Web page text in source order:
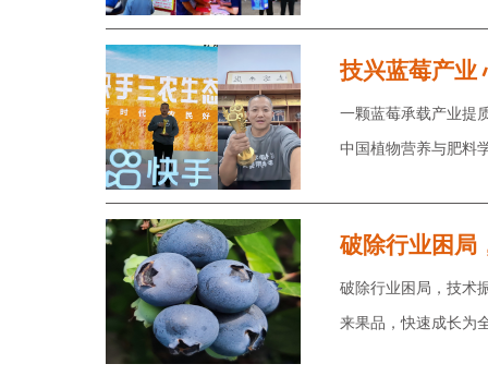
技兴蓝莓产
一颗蓝莓承载产业提
中国植物营养与肥料
破除行业困局
破除行业困局，技术
来果品，快速成长为